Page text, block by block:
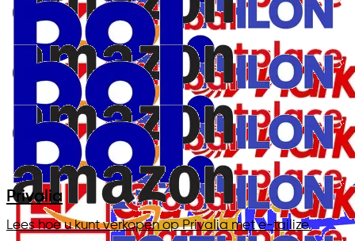
Privalia
Lees hoe u kunt verkopen op Privalia met e-tailize.